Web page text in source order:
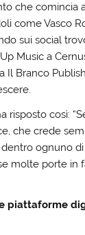
che comincia
come Vasco
sui social
Music a
Branco
così:
che crede
ognuno
molte porte in
piattaforme